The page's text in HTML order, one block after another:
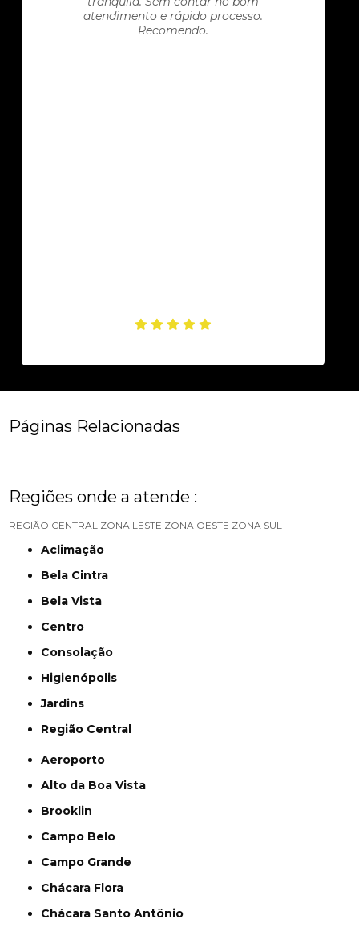
atendimento e rápido processo.
Recomendo.
Páginas Relacionadas
Regiões onde a atende :
REGIÃO CENTRAL ZONA LESTE ZONA OESTE ZONA SUL
Aclimação
Bela Cintra
Bela Vista
Centro
Consolação
Higienópolis
Jardins
Região Central
Aeroporto
Alto da Boa Vista
Brooklin
Campo Belo
Campo Grande
Chácara Flora
Chácara Santo Antônio